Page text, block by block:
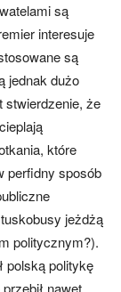
są
interesuje
są
jednak dużo
stwierdzenie, że
które
perfidny sposób
jeżdżą
politycznym?).
polską politykę
nawet